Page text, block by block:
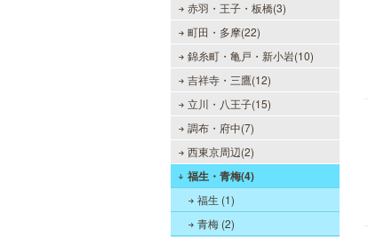
赤羽・王子・板橋(3)
町田・多摩(22)
錦糸町・亀戸・新小岩(10)
吉祥寺・三鷹(12)
立川・八王子(15)
調布・府中(7)
西東京周辺(2)
福生・青梅(4)
福生 (1)
青梅 (2)